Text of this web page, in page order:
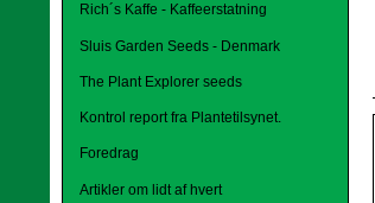
Rich´s Kaffe - Kaffeerstatning
Sluis Garden Seeds - Denmark
The Plant Explorer seeds
Kontrol report fra Plantetilsynet.
Foredrag
Artikler om lidt af hvert